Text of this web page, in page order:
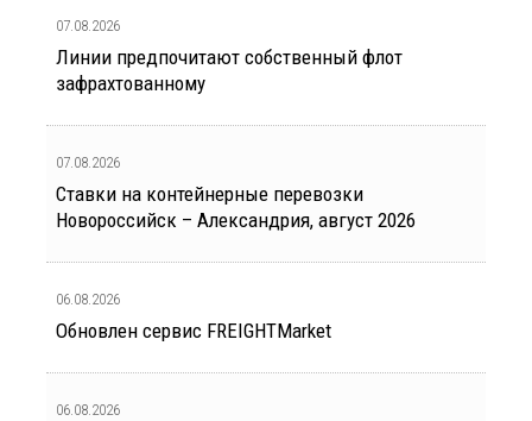
07.08.2026
Линии предпочитают собственный флот
зафрахтованному
07.08.2026
Ставки на контейнерные перевозки
Новороссийск – Александрия, август 2026
06.08.2026
Обновлен сервис FREIGHTMarket
06.08.2026